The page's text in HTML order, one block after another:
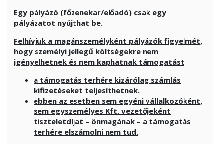
Egy pályázó (főzenekar/előadó) csak egy
pályázatot nyújthat be.
Felhívjuk a magánszemélyként pályázók figyelmét,
hogy személyi jellegű költségekre nem
igényelhetnek és nem kaphatnak támogatást
a támogatás terhére kizárólag számlás
kifizetéseket teljesíthetnek.
ebben az esetben sem egyéni vállalkozóként,
sem egyszemélyes Kft. vezetőjeként
tiszteletdíjat – önmagának – a támogatás
terhére elszámolni nem tud.